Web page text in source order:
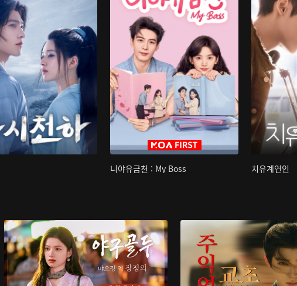
니야유금천 : My Boss 치유계연인